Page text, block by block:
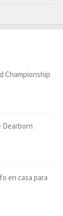
Championship
Dearborn
en casa para